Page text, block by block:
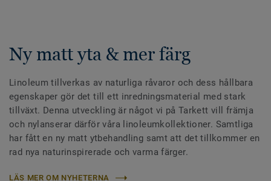
Ny matt yta & mer färg
Linoleum tillverkas av naturliga råvaror och dess hållbara
egenskaper gör det till ett inredningsmaterial med stark
tillväxt. Denna utveckling är något vi på Tarkett vill främja
och nylanserar därför våra linoleumkollektioner. Samtliga
har fått en ny matt ytbehandling samt att det tillkommer en
rad nya naturinspirerade och varma färger.
LÄS MER OM NYHETERNA